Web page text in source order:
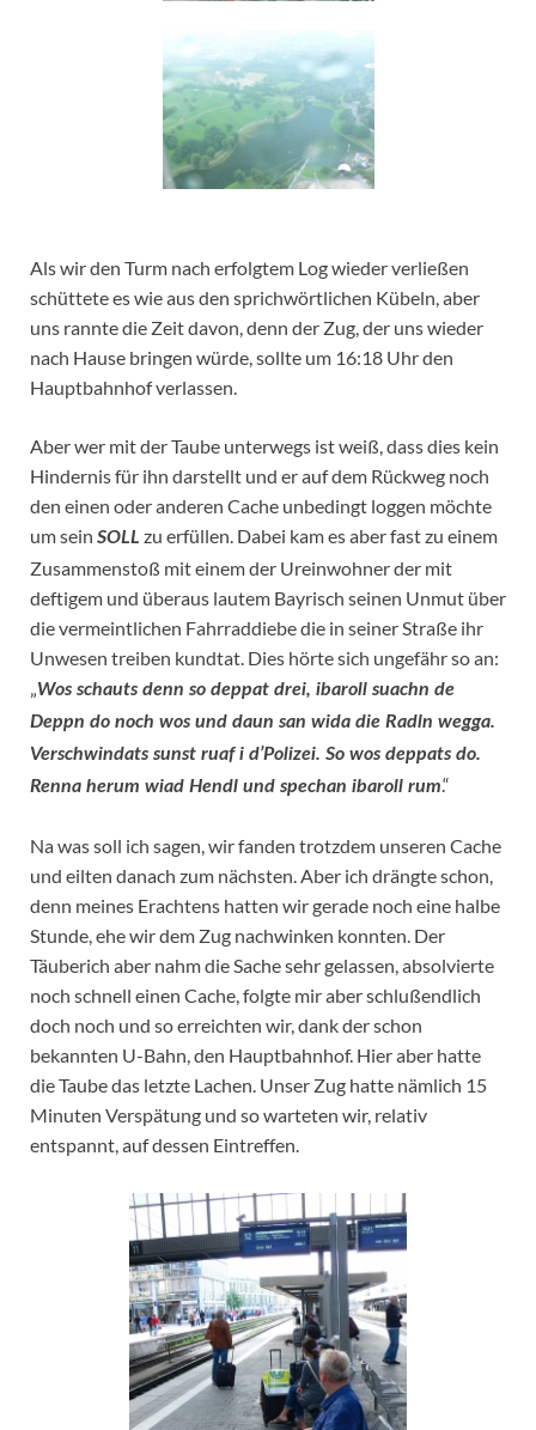
Als wir den Turm nach erfolgtem Log wieder verließen
schüttete es wie aus den sprichwörtlichen Kübeln, aber
uns rannte die Zeit davon, denn der Zug, der uns wieder
nach Hause bringen würde, sollte um 16:18 Uhr den
Hauptbahnhof verlassen.
Aber wer mit der Taube unterwegs ist weiß, dass dies kein
Hindernis für ihn darstellt und er auf dem Rückweg noch
den einen oder anderen Cache unbedingt loggen möchte
um sein SOLL zu erfüllen. Dabei kam es aber fast zu einem
Zusammenstoß mit einem der Ureinwohner der mit
deftigem und überaus lautem Bayrisch seinen Unmut über
die vermeintlichen Fahrraddiebe die in seiner Straße ihr
Unwesen treiben kundtat. Dies hörte sich ungefähr so an:
„Wos schauts denn so deppat drei, ibaroll suachn de
Deppn do noch wos und daun san wida die Radln wegga.
Verschwindats sunst ruaf i d’Polizei. So wos deppats do.
Renna herum wiad Hendl und spechan ibaroll rum.“
Na was soll ich sagen, wir fanden trotzdem unseren Cache
und eilten danach zum nächsten. Aber ich drängte schon,
denn meines Erachtens hatten wir gerade noch eine halbe
Stunde, ehe wir dem Zug nachwinken konnten. Der
Täuberich aber nahm die Sache sehr gelassen, absolvierte
noch schnell einen Cache, folgte mir aber schlußendlich
doch noch und so erreichten wir, dank der schon
bekannten U-Bahn, den Hauptbahnhof. Hier aber hatte
die Taube das letzte Lachen. Unser Zug hatte nämlich 15
Minuten Verspätung und so warteten wir, relativ
entspannt, auf dessen Eintreffen.